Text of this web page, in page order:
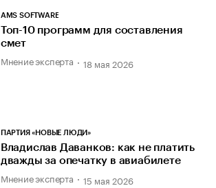
AMS SOFTWARE
Топ-10 программ для составления
смет
Мнение эксперта 18 мая 2026
ПАРТИЯ «НОВЫЕ ЛЮДИ»
Владислав Даванков: как не платить
дважды за опечатку в авиабилете
Мнение эксперта 15 мая 2026